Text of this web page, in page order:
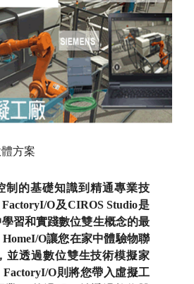
方案
制的基礎知識到精通專業技
O及CIROS Studio是
習和實踐數位雙生概念的最
O讓您在家中體驗物聯
並透過數位雙生技術模擬家
O則將您帶入虛擬工